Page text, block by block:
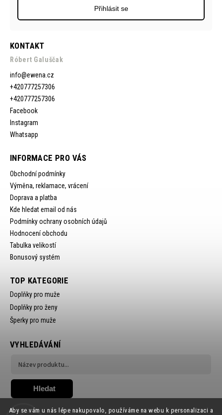
Aby se vám u nás lépe nakupovalo, používáme na webu k personalizaci a
KONTAKT
Róbert Galuščak
info@ewena.cz
+420777257306
+420777257306
Facebook
Instagram
Whatsapp
INFORMACE PRO VÁS
Obchodní podmínky
Výměna, reklamace, vrácení
Doprava a platba
Kde hledat email od nás
Podmínky ochrany osobních údajů
Hodnocení obchodu
Tabulka velikostí
Bonusový systém
Přihlásit se
TOP KATEGORIE
Doplňky pro muže
Doplňky pro ženy
Šperky pro muže
VYHLEDÁVÁNÍ
Hledat